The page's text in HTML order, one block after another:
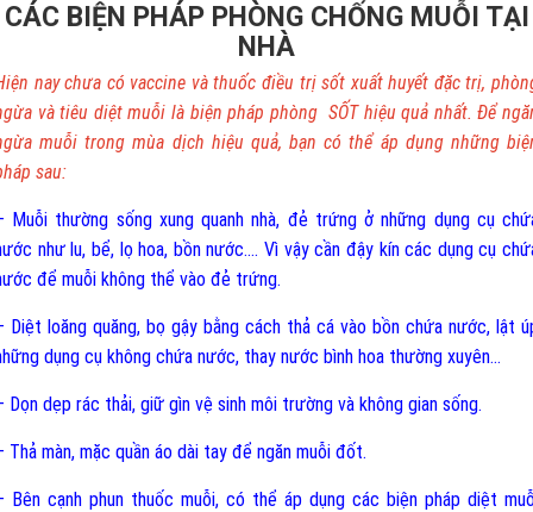
CÁC BIỆN PHÁP PHÒNG CHỐNG MUỖI TẠI
NHÀ
nay chưa có vaccine và thuốc điều trị sốt xuất huyết đặc trị,
và tiêu diệt muỗi là biện pháp phòng SỐT hiệu quả nhất. Để
muỗi trong mùa dịch hiệu quả, bạn có thể áp dụng những
sau:
Muỗi thường sống xung quanh nhà, đẻ trứng ở những dụng cụ
như lu, bể, lọ hoa, bồn nước.... Vì vậy cần đậy kín các dụng cụ
để muỗi không thể vào đẻ trứng.
Diệt loăng quăng, bọ gậy bằng cách thả cá vào bồn chứa nước, lật
dụng cụ không chứa nước, thay nước bình hoa thường xuyên...
Dọn dẹp rác thải, giữ gìn vệ sinh môi trường và không gian sống.
Thả màn, mặc quần áo dài tay để ngăn muỗi đốt.
Bên cạnh phun thuốc muỗi, có thể áp dụng các biện pháp diệt